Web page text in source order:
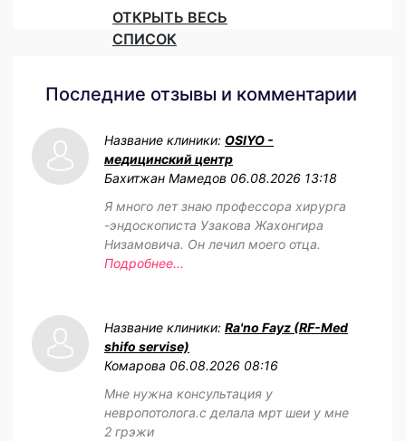
ОТКРЫТЬ ВЕСЬ
СПИСОК
Последние отзывы и комментарии
Название клиники: OSIYO -
медицинский центр
Бахитжан Мамедов 06.08.2026 13:18
Я много лет знаю профессора хирурга
-эндоскописта Узакова Жахонгира
Низамовича. Он лечил моего отца.
Подробнее...
Название клиники: Ra'no Fayz (RF-Med
shifo servise)
Комарова 06.08.2026 08:16
Мне нужна консультация у
невропотолога.с делала мрт шеи у мне
2 грэжи